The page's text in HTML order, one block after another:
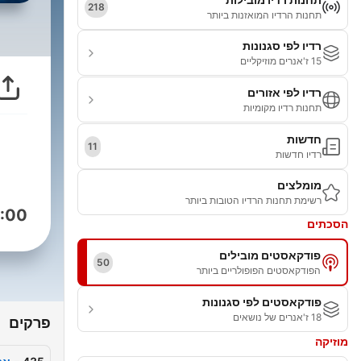
תחנות הרדיו המואזנות ביותר
218
רדיו לפי סגנונות
15 ז'אנרים מוזיקליים
רדיו לפי אזורים
תחנות רדיו מקומיות
חדשות
רדיו חדשות
11
מומלצים
רשימת תחנות הרדיו הטובות ביותר
הסכתים
פודקאסטים מובילים
הפודקאסטים הפופולריים ביותר
50
פודקאסטים לפי סגנונות
18 ז'אנרים של נושאים
מוזיקה
פרקים